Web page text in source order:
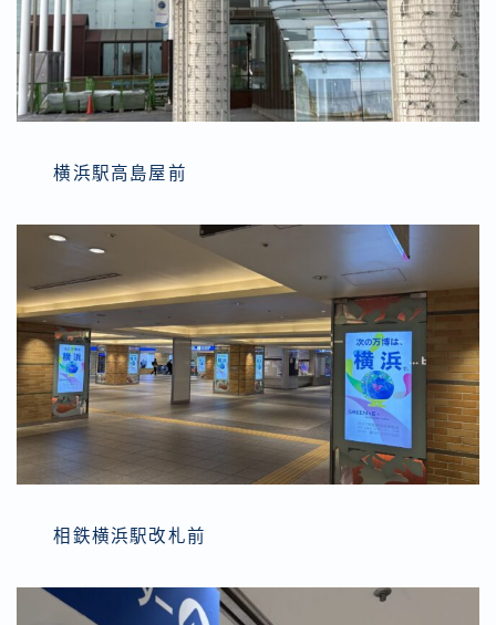
横浜駅高島屋前
相鉄横浜駅改札前